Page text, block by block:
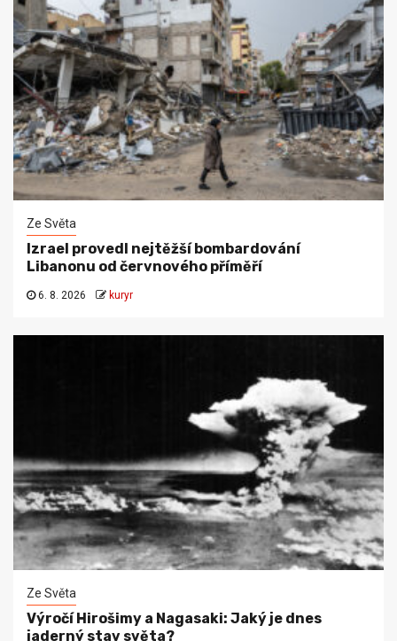
Ze Světa
Izrael provedl nejtěžší bombardování
Libanonu od červnového příměří
6. 8. 2026 kuryr
Ze Světa
Výročí Hirošimy a Nagasaki: Jaký je dnes
jaderný stav světa?